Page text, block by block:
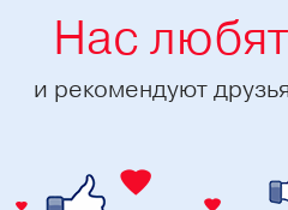
Нас любят
и рекомендуют